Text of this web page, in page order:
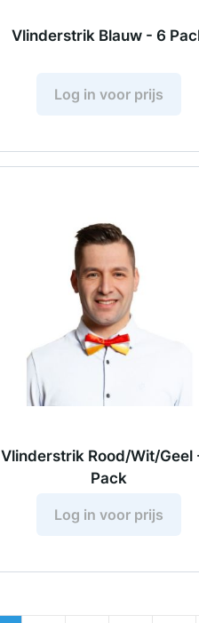
Vlinderstrik Blauw - 6
Log in voor prijs
Vlinderstrik Rood/Wit/Geel
Pack
Log in voor prijs